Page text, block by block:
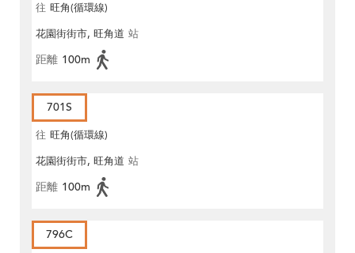
往 旺角(循環線)
花園街街市, 旺角道 站
距離 100m
701S
往 旺角(循環線)
花園街街市, 旺角道 站
距離 100m
796C